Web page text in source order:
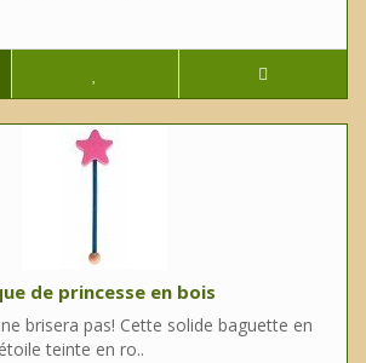
de princesse en bois
brisera pas! Cette solide baguette en
teinte en ro..